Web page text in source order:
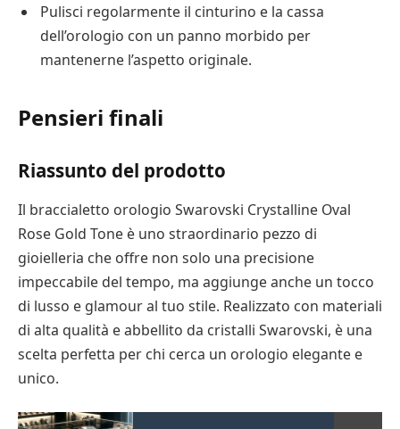
Pulisci regolarmente il cinturino e la cassa
dell’orologio con un panno morbido per
mantenerne l’aspetto originale.
Pensieri finali
Riassunto del prodotto
Il braccialetto orologio Swarovski Crystalline Oval
Rose Gold Tone è uno straordinario pezzo di
gioielleria che offre non solo una precisione
impeccabile del tempo, ma aggiunge anche un tocco
di lusso e glamour al tuo stile. Realizzato con materiali
di alta qualità e abbellito da cristalli Swarovski, è una
scelta perfetta per chi cerca un orologio elegante e
unico.